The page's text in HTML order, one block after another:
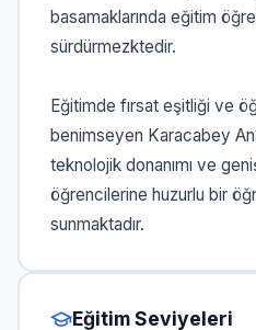
basamaklarında eğitim
sürdürmezktedir.
Eğitimde fırsat eşitliği ve
benimseyen Karacabey
teknolojik donanımı ve
öğrencilerine huzurlu bir
sunmaktadır.
Eğitim Seviyeleri